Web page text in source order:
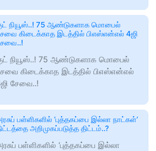
நியூஸ்..! 75 ஆண்டுகளாக மொபைல்
கிடைக்காத இடத்தில் பிஎஸ்என்எல் 4ஜி
நியூஸ்..! 75 ஆண்டுகளாக மொபைல்
கிடைக்காத இடத்தில் பிஎஸ்என்எல்
சேவை..!
பள்ளிகளில் ‘புத்தகப்பை இல்லா நாட்கள்’
அறிமுகப்படுத்த திட்டம்..?
பள்ளிகளில் ‘புத்தகப்பை இல்லா